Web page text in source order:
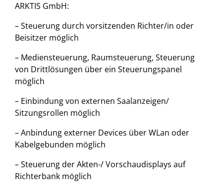
ARKTIS GmbH:
– Steuerung durch vorsitzenden Richter/in oder
Beisitzer möglich
– Mediensteuerung, Raumsteuerung, Steuerung
von Drittlösungen über ein Steuerungspanel
möglich
– Einbindung von externen Saalanzeigen/
Sitzungsrollen möglich
– Anbindung externer Devices über WLan oder
Kabelgebunden möglich
– Steuerung der Akten-/ Vorschaudisplays auf
Richterbank möglich